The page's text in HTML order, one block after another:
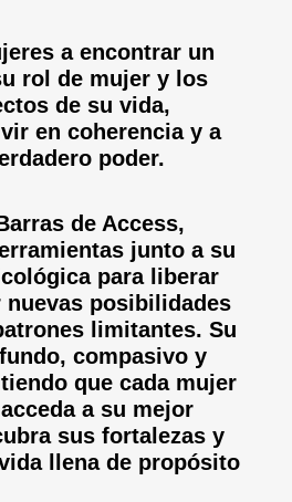
a encontrar un
rol de mujer y los
de su vida,
en coherencia y a
poder.
de Access,
junto a su
para liberar
posibilidades
limitantes. Su
compasivo y
que cada mujer
a su mejor
sus fortalezas y
llena de propósito